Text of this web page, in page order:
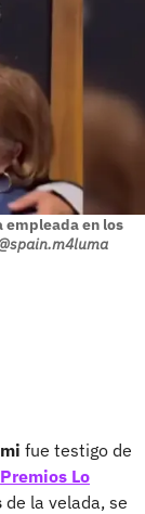
empleada en los
fue testigo de
Premios Lo
de la velada, se